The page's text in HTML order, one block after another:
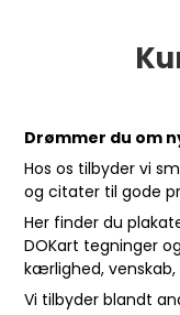
Drømmer du om
Hos os tilbyder vi
og citater til gode
Her finder du
DOKart tegninger
kærlighed, venskab,
Vi tilbyder blandt